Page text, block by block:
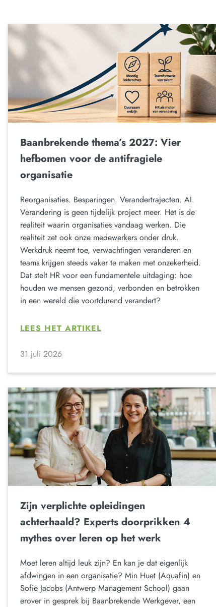
Baanbrekende thema’s 2027: Vier
hefbomen voor de antifragiele
organisatie
Reorganisaties. Besparingen. Verandertrajecten. AI.
Verandering is geen tijdelijk project meer. Het is de
realiteit waarin organisaties vandaag werken. Die
realiteit zet ook onze medewerkers onder druk.
Werkdruk neemt toe, verwachtingen veranderen en
teams krijgen steeds vaker te maken met onzekerheid.
Dat stelt HR voor een fundamentele uitdaging: hoe
houden we mensen gezond, verbonden en betrokken
in een wereld die voortdurend verandert?
LEES HET ARTIKEL
31 juli 2026
Zijn verplichte opleidingen
achterhaald? Experts doorprikken 4
mythes over leren op het werk
Moet leren altijd leuk zijn? En kan je dat eigenlijk
afdwingen in een organisatie? Min Huet (Aquafin) en
Sofie Jacobs (Antwerp Management School) gaan
erover in gesprek bij Baanbrekende Werkgever, een